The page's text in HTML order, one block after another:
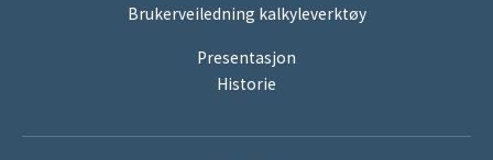
Brukerveiledning kalkyleverktøy
Presentasjon
Historie